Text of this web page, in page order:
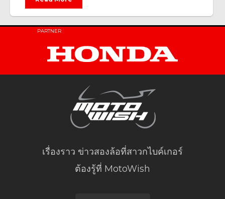
PARTNER
เรื่องราว ข่าวสองล้อที่สาวกไบค์เกอร์
ต้องรู้ที่ MotoWish